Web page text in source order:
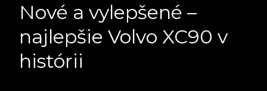
Nové a vylepšené –
najlepšie Volvo XC90 v
histórii